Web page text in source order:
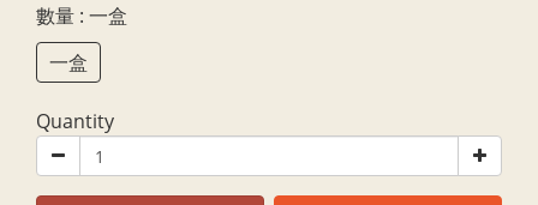
數量 : 一盒
一盒
Quantity